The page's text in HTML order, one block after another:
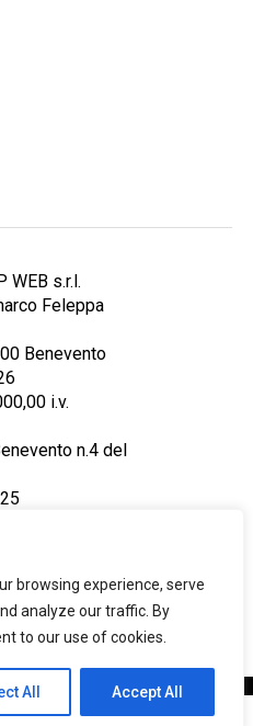
browsing experience, serve
analyze our traffic. By
to our use of cookies.
All Accept All
TWEET
WEB s.r.l.
Feleppa
Benevento
i.v.
n.4 del